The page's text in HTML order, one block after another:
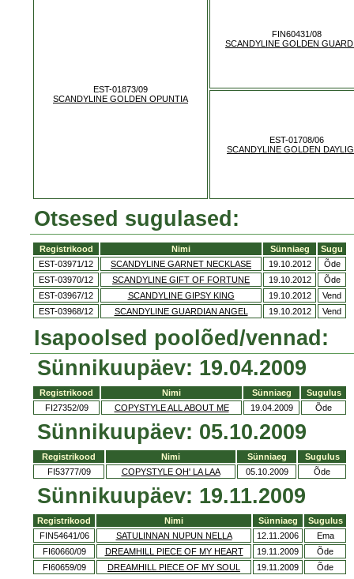
EST-01873/09
SCANDYLINE GOLDEN OPUNTIA
FIN60431/08
SCANDYLINE GOLDEN
EST-01708/06
SCANDYLINE GOLDEN
Otsesed sugulased:
Registrikood Nimi Sünniaeg
Sugu
EST-03971/12
SCANDYLINE GARNET NECKLASE 19.10.2012
Õde
EST-03970/12
SCANDYLINE GIFT OF FORTUNE 19.10.2012
Õde
EST-03967/12
SCANDYLINE GIPSY KING 19.10.2012
Vend
EST-03968/12
SCANDYLINE GUARDIAN ANGEL 19.10.2012 Vend
Isapoolsed poolõed/vennad:
Sünnikuupäev: 19.04.2009
Registrikood Nimi Sünniaeg
Sugulus
FI27352/09
COPYSTYLE ALL ABOUT ME 19.04.2009 Õde
Sünnikuupäev: 05.10.2009
Registrikood Nimi Sünniaeg
Sugulus
FI53777/09
COPYSTYLE OH' LA LAA 05.10.2009 Õde
Sünnikuupäev: 19.11.2009
Registrikood Nimi Sünniaeg
Sugulus
FIN54641/06
SATULINNAN NUPUN NELLA 12.11.2006
Ema
FI60660/09
DREAMHILL PIECE OF MY HEART 19.11.2009
Õde
FI60659/09
DREAMHILL PIECE OF MY SOUL 19.11.2009 Õde